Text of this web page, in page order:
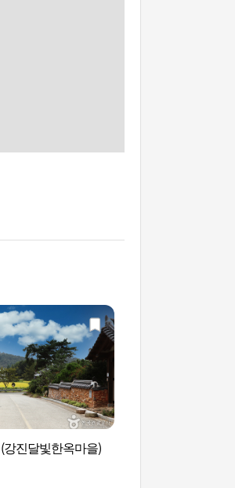
진달빛한옥마을)